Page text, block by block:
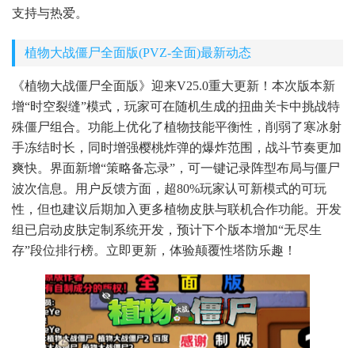
支持与热爱。
植物大战僵尸全面版(PVZ-全面)最新动态
《植物大战僵尸全面版》迎来V25.0重大更新！本次版本新
增“时空裂缝”模式，玩家可在随机生成的扭曲关卡中挑战特
殊僵尸组合。功能上优化了植物技能平衡性，削弱了寒冰射
手冻结时长，同时增强樱桃炸弹的爆炸范围，战斗节奏更加
爽快。界面新增“策略备忘录”，可一键记录阵型布局与僵尸
波次信息。用户反馈方面，超80%玩家认可新模式的可玩
性，但也建议后期加入更多植物皮肤与联机合作功能。开发
组已启动皮肤定制系统开发，预计下个版本增加“无尽生
存”段位排行榜。立即更新，体验颠覆性塔防乐趣！